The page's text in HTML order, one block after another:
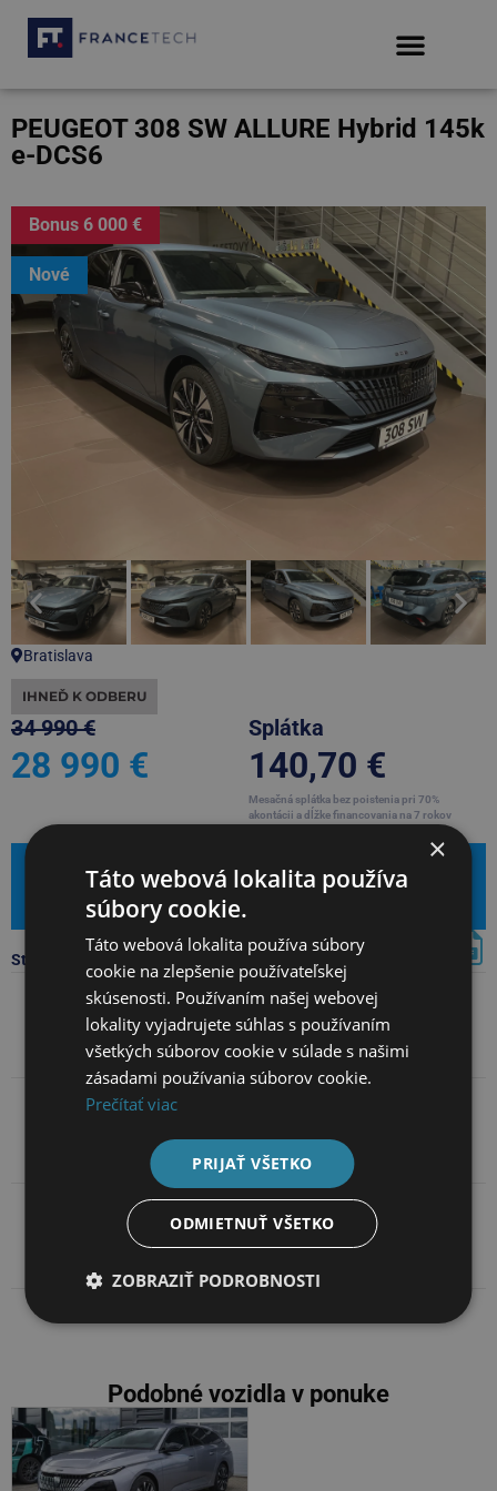
PEUGEOT 308 SW ALLURE Hybrid 145k
e-DCS6
Nové
Bonus 6 000 €
Bratislava
IHNEĎ K ODBERU
34 990 €
28 990 €
Splátka
140,70 €
Mesačná splátka bez poistenia pri 70%
akontácii a dĺžke financovania na 7 rokov
Leasingová kalkulačka
Základné údaje
Kontakt na predajcov
Stiahnúť PDF s kompletnou ponukou
Podobné vozidla v ponuke
×
Táto webová lokalita používa
súbory cookie.
Táto webová lokalita používa súbory
cookie na zlepšenie používateľskej
skúsenosti. Používaním našej webovej
lokality vyjadrujete súhlas s používaním
všetkých súborov cookie v súlade s našimi
zásadami používania súborov cookie.
Prečítať viac
PRIJAŤ VŠETKO
ODMIETNUŤ VŠETKO
ZOBRAZIŤ PODROBNOSTI